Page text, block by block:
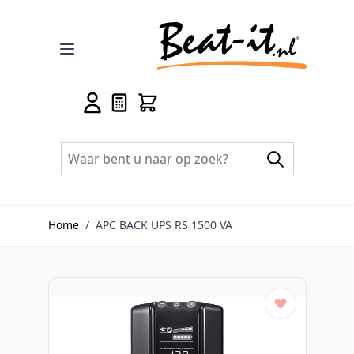
Home / APC BACK UPS RS 1500 VA